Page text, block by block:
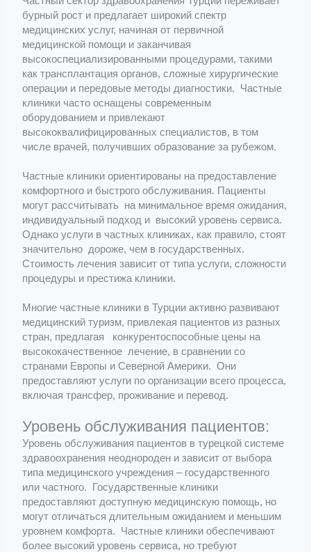
бурный рост и предлагает широкий спектр
медицинских услуг, начиная от первичной
медицинской помощи и заканчивая
высокоспециализированными процедурами, такими
как трансплантация органов, сложные хирургические
операции и передовые методы диагностики. Частные
клиники часто оснащены современным
оборудованием и привлекают
высококвалифицированных специалистов, в том
числе врачей, получивших образование за рубежом.
Частные клиники ориентированы на предоставление
комфортного и быстрого обслуживания. Пациенты
могут рассчитывать на минимальное время ожидания,
индивидуальный подход и высокий уровень сервиса.
Однако услуги в частных клиниках, как правило, стоят
значительно дороже, чем в государственных.
Стоимость лечения зависит от типа услуги, сложности
процедуры и престижа клиники.
Многие частные клиники в Турции активно развивают
медицинский туризм, привлекая пациентов из разных
стран, предлагая конкурентоспособные цены на
высококачественное лечение, в сравнении со
странами Европы и Северной Америки. Они
предоставляют услуги по организации всего процесса,
включая трансфер, проживание и перевод.
Уровень обслуживания пациентов:
Уровень обслуживания пациентов в турецкой системе
здравоохранения неоднороден и зависит от выбора
типа медицинского учреждения – государственного
или частного. Государственные клиники
предоставляют доступную медицинскую помощь, но
могут отличаться длительным ожиданием и меньшим
уровнем комфорта. Частные клиники обеспечивают
более высокий уровень сервиса, но требуют